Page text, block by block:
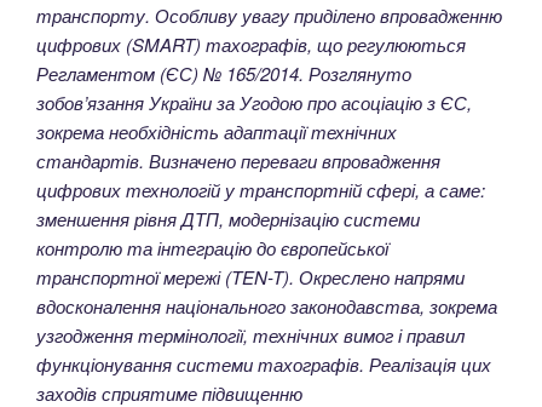
транспорту. Особливу увагу приділено впровадженню
цифрових (SMART) тахографів, що регулюються
Регламентом (ЄС) № 165/2014. Розглянуто
зобов’язання України за Угодою про асоціацію з ЄС,
зокрема необхідність адаптації технічних
стандартів. Визначено переваги впровадження
цифрових технологій у транспортній сфері, а саме:
зменшення рівня ДТП, модернізацію системи
контролю та інтеграцію до європейської
транспортної мережі (TEN-T). Окреслено напрями
вдосконалення національного законодавства, зокрема
узгодження термінології, технічних вимог і правил
функціонування системи тахографів. Реалізація цих
заходів сприятиме підвищенню